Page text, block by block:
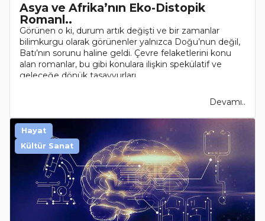
Asya ve Afrika’nın Eko-Distopik
Romanl..
Görünen o ki, durum artık değişti ve bir zamanlar
bilimkurgu olarak görünenler yalnızca Doğu’nun değil,
Batı’nın sorunu haline geldi. Çevre felaketlerini konu
alan romanlar, bu gibi konulara ilişkin spekülatif ve
geleceğe dönük tasavvurları..
Devamı..
Hayat
Kültür Sanat